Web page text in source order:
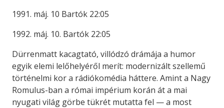
1991. máj. 10 Bartók 22:05
1992. máj. 10. Bartók 22:05
Dürrenmatt kacagtató, villódzó drámája a humor
egyik elemi lelőhelyéről merít: modernizált szellemű
történelmi kor a rádiókomédia háttere. Amint a Nagy
Romulus-ban a római impérium korán át a mai
nyugati világ görbe tükrét mutatta fel — a most